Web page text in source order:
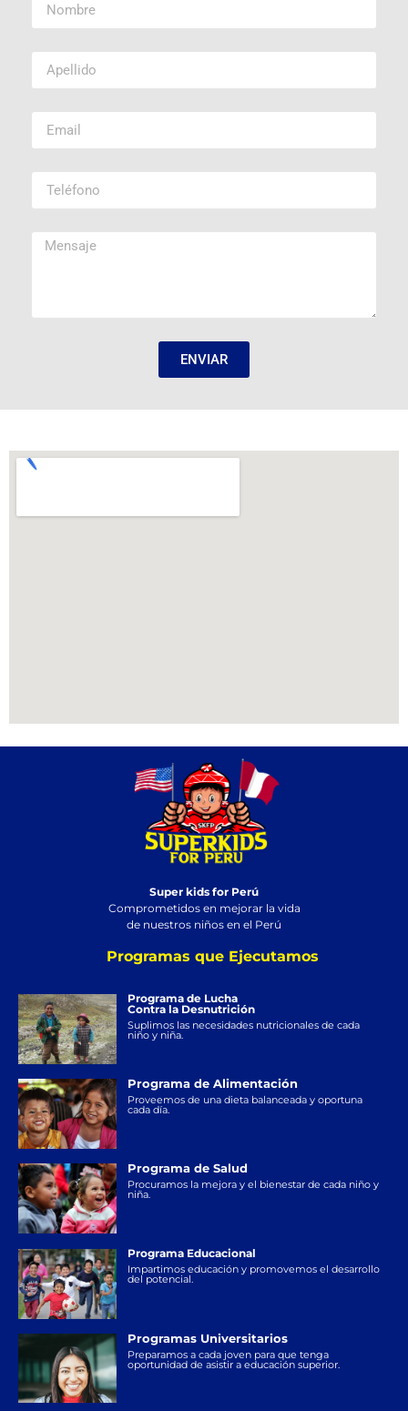
ENVIAR
Super kids for Perú
Comprometidos en mejorar la vida
de nuestros niños en el Perú
Programas que Ejecutamos
Programa de Lucha
Contra la Desnutrición
Suplimos las necesidades nutricionales de cada
niño y niña.
Programa de Alimentación
Proveemos de una dieta balanceada y oportuna
cada día.
Programa de Salud
Procuramos la mejora y el bienestar de cada niño y
niña.
Programa Educacional
Impartimos educación y promovemos el desarrollo
del potencial.
Programas Universitarios
Preparamos a cada joven para que tenga
oportunidad de asistir a educación superior.